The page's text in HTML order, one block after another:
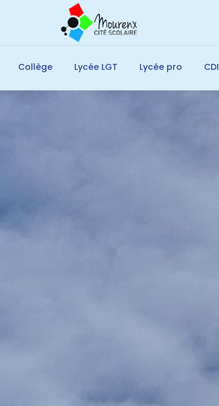
Collège Lycée LGT Lycée pro CDI